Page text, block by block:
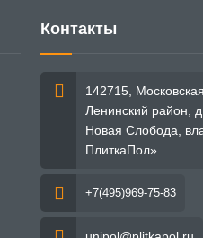
Контакты
142715,
Ленинский район,
Новая Слобода,
ПлиткаПол»
+7(495)969-75-83